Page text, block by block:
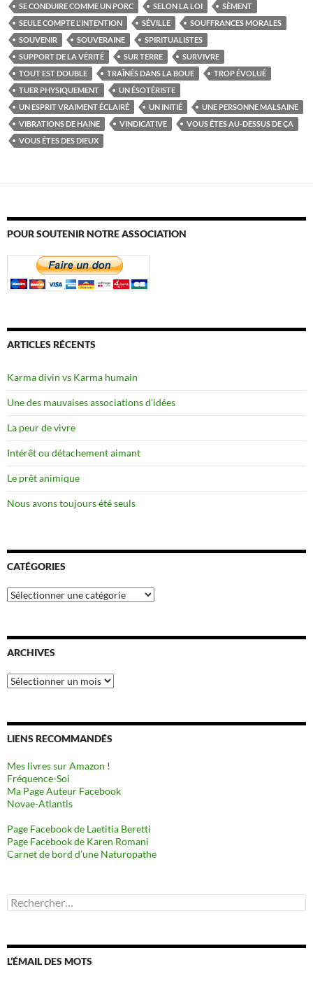
SE CONDUIRE COMME UN PORC
SELON LA LOI
SÈMENT
SEULE COMPTE L'INTENTION
SÉVILLE
SOUFFRANCES MORALES
SOUVENIR
SOUVERAINE
SPIRITUALISTES
SUPPORT DE LA VÉRITÉ
SUR TERRE
SURVIVRE
TOUT EST DOUBLE
TRAÎNÉS DANS LA BOUE
TROP ÉVOLUÉ
TUER PHYSIQUEMENT
UN ÉSOTÉRISTE
UN ESPRIT VRAIMENT ÉCLAIRÉ
UN INITIÉ
UNE PERSONNE MALSAINE
VIBRATIONS DE HAINE
VINDICATIVE
VOUS ÊTES AU-DESSUS DE ÇA
VOUS ÊTES DES DIEUX
POUR SOUTENIR NOTRE ASSOCIATION
ARTICLES RÉCENTS
Karma divin vs Karma humain
Une des mauvaises associations d’idées
La peur de vivre
Intérêt ou détachement aimant
Le prêt animique
Nous avons toujours été seuls
CATÉGORIES
Catégories
ARCHIVES
Archives
LIENS RECOMMANDÉS
Mes livres sur Amazon !
Fréquence-Soi
Ma Page Auteur Facebook
Novae-Atlantis
Page Facebook de Laetitia Beretti
Page Facebook de Karen Romani
Carnet de bord d’une Naturopathe
Rechercher :
L’ÉMAIL DES MOTS